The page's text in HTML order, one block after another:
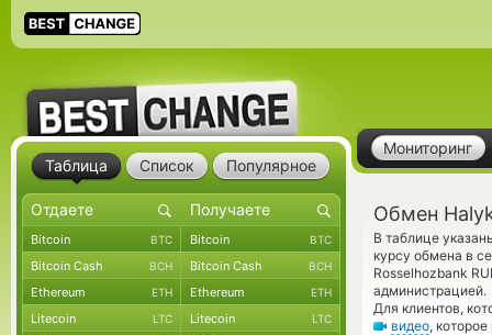
Мониторинг
Обмен
В таблице
курсу обмена в
Rosselhozbank
администрацией.
Для клиентов,
видео,
Таблица Список Популярное
Bitcoin BTC Bitcoin BTC
Bitcoin Cash BCH Bitcoin Cash BCH
Ethereum ETH Ethereum ETH
Litecoin LTC Litecoin LTC